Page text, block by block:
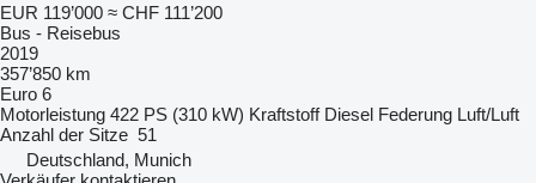
EUR 119’000 ≈ CHF 111’200
Bus - Reisebus
2019
357’850 km
Euro 6
Motorleistung 422 PS (310 kW) Kraftstoff Diesel Federung Luft/Luft
Anzahl der Sitze 51
Deutschland, Munich